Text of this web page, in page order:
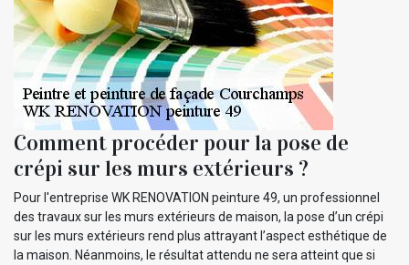
Comment procéder pour la pose de
crépi sur les murs extérieurs ?
Pour l'entreprise WK RENOVATION peinture 49, un professionnel
des travaux sur les murs extérieurs de maison, la pose d’un crépi
sur les murs extérieurs rend plus attrayant l’aspect esthétique de
la maison. Néanmoins, le résultat attendu ne sera atteint que si